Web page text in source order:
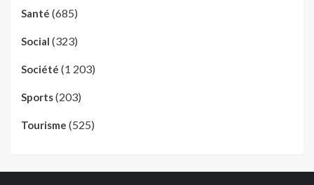
Santé (685)
Social (323)
Société (1 203)
Sports(203)
Tourisme (525)